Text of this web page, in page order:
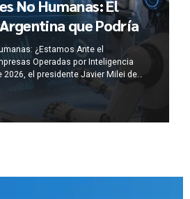
No Humanas: El
que Podría
Corporativo
¿Estamos Ante el
Operadas por Inteligencia
el presidente Javier Milei de
propuesta legislativa para crear una
denominada “Corporación No
Corporation), complementada por
Automatizada y las